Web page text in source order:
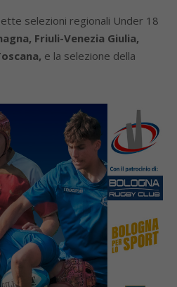
selezioni regionali Under 18
Friuli-Venezia Giulia,
e la selezione della